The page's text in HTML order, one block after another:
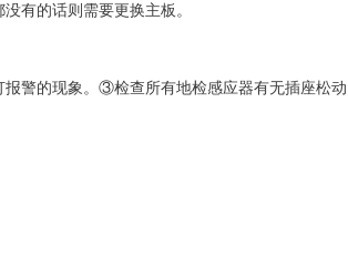
有的话则需要更换主板。
警的现象。③检查所有地检感应器有无插座松动